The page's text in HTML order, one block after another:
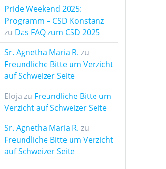
Pride Weekend 2025:
Programm – CSD Konstanz
zu Das FAQ zum CSD 2025
Sr. Agnetha Maria R. zu
Freundliche Bitte um Verzicht
auf Schweizer Seite
Eloja zu Freundliche Bitte um
Verzicht auf Schweizer Seite
Sr. Agnetha Maria R. zu
Freundliche Bitte um Verzicht
auf Schweizer Seite